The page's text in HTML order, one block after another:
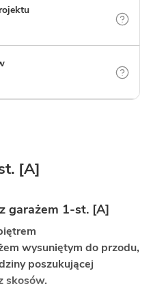
[A]
garażem 1-st. [A]
wysuniętym do przodu,
poszukującej
skosów.